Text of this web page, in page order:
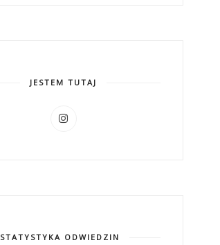
JESTEM TUTAJ
STATYSTYKA ODWIEDZIN